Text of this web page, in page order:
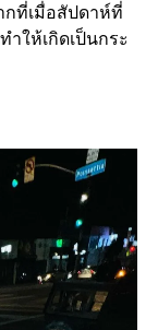
กที่เมื่อสัปดาห์ที่
ให้เกิดเป็นกระ